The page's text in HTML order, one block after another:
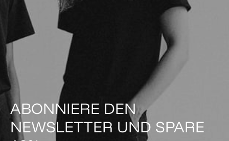
ABONNIERE DEN
NEWSLETTER UND SPARE